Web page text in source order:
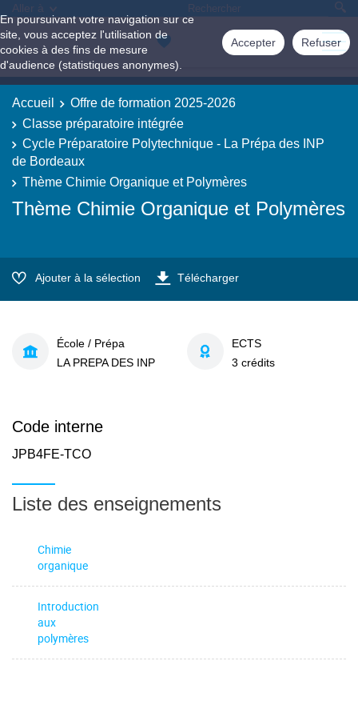
En poursuivant votre navigation sur ce
site, vous acceptez l'utilisation de
cookies à des fins de mesure
d'audience (statistiques anonymes).
Accepter Refuser
Aller à
Accueil
Offre de formation 2025-2026
Classe préparatoire intégrée
Cycle Préparatoire Polytechnique - La Prépa des INP
de Bordeaux
Thème Chimie Organique et Polymères
Thème Chimie Organique et Polymères
Ajouter à la sélection Télécharger
École / Prépa
LA PREPA DES INP
ECTS
3 crédits
Code interne
JPB4FE-TCO
Liste des enseignements
Chimie
organique
Introduction
aux
polymères